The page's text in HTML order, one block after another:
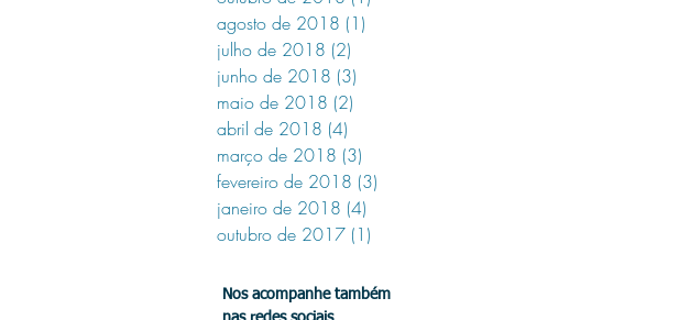
agosto de 2018 (1)
julho de 2018 (2)
junho de 2018 (3)
maio de 2018 (2)
abril de 2018 (4)
março de 2018 (3)
fevereiro de 2018 (3)
janeiro de 2018 (4)
outubro de 2017 (1)
Nos acompanhe também